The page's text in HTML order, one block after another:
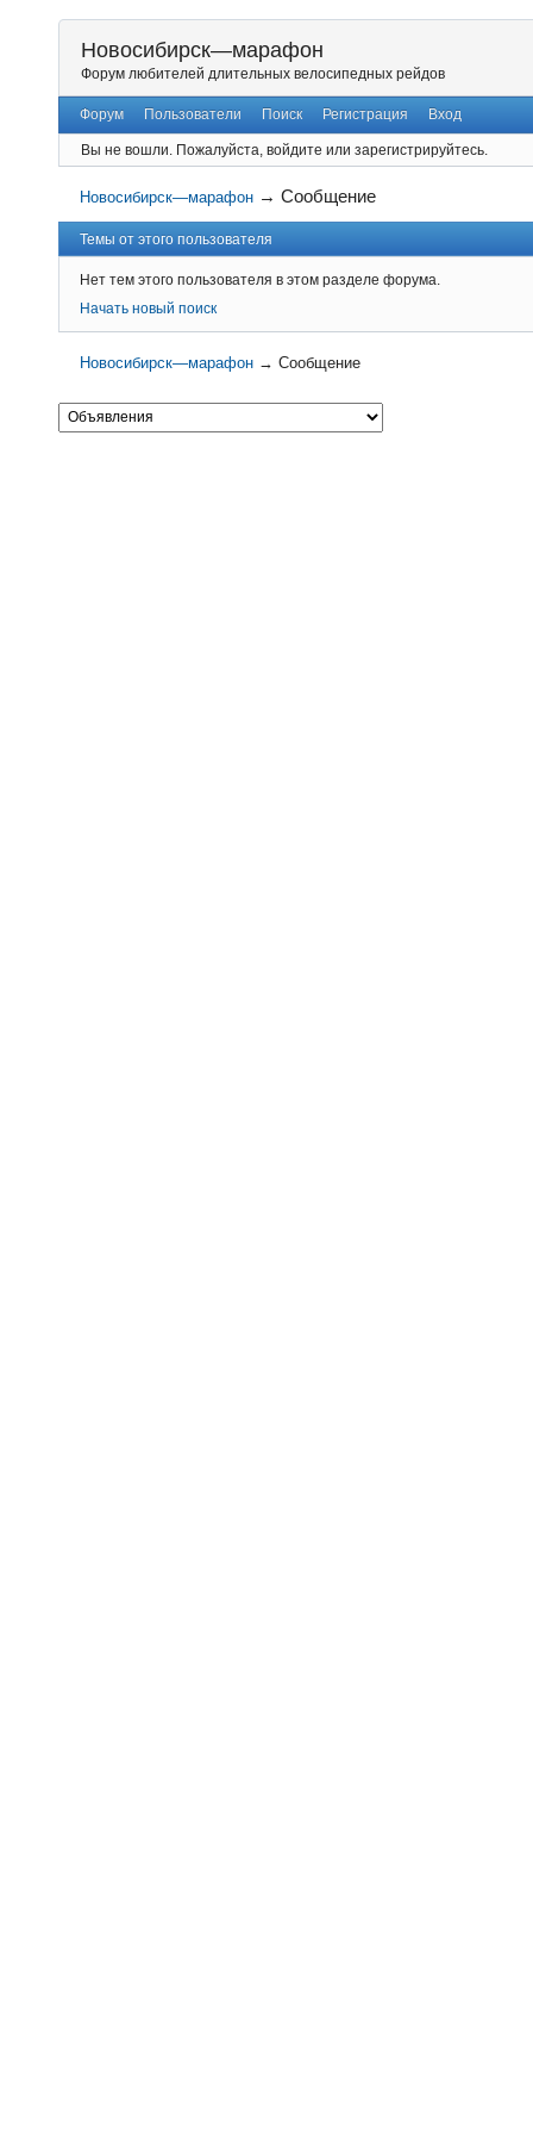
Новосибирск—марафон
Форум любителей длительных велосипедных рейдов
Форум Пользователи Поиск Регистрация Вход
Вы не вошли. Пожалуйста, войдите или зарегистрируйтесь.
Новосибирск—марафон →Сообщение
Темы от этого пользователя
Нет тем этого пользователя в этом разделе форума.
Начать новый поиск
Новосибирск—марафон →Сообщение